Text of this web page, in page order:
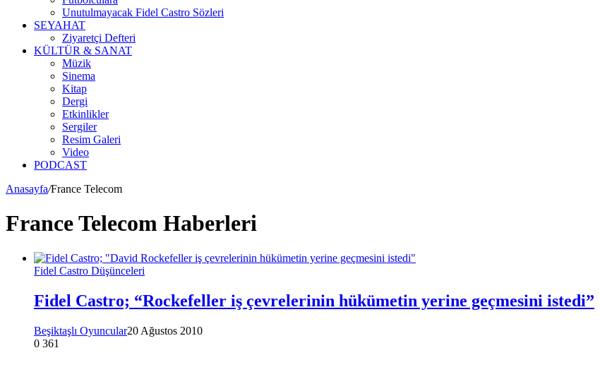
Unutulmayacak Fidel Castro Sözleri
SEYAHAT
Ziyaretçi Defteri
KÜLTÜR & SANAT
Müzik
Sinema
Kitap
Dergi
Etkinlikler
Sergiler
Resim Galeri
Video
PODCAST
Anasayfa/France Telecom
France Telecom Haberleri
Fidel Castro Düşünceleri
Fidel Castro; “Rockefeller iş çevrelerinin hükümetin yerine geçmesini istedi”
Beşiktaşlı Oyuncular20 Ağustos 2010
0 361